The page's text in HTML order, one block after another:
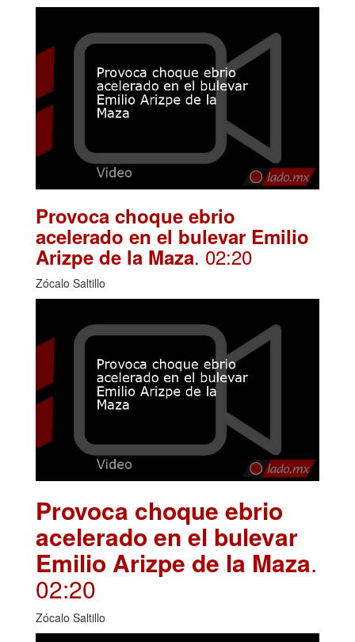
Provoca choque ebrio
acelerado en el bulevar Emilio
Arizpe de la Maza. 02:20
Zócalo Saltillo
Provoca choque ebrio
acelerado en el bulevar
Emilio Arizpe de la Maza.
02:20
Zócalo Saltillo